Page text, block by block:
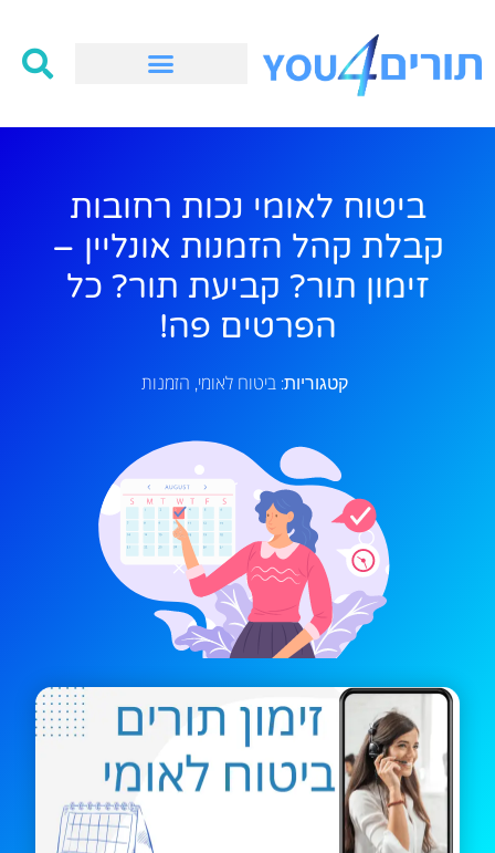
ביטוח לאומי נכות רחובות
קבלת קהל הזמנות אונליין –
זימון תור? קביעת תור? כל
הפרטים פה!
קטגוריות: ביטוח לאומי, הזמנות